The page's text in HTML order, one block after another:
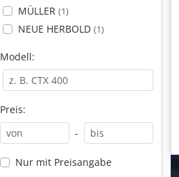
MÜLLER (1)
NEUE HERBOLD (1)
Modell:
Preis:
-
Nur mit Preisangabe